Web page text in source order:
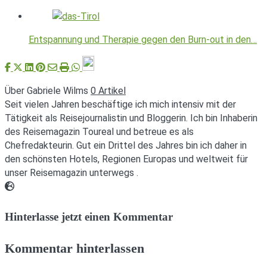
Entspannung und Therapie gegen den Burn-out in den…
Über Gabriele Wilms 0 Artikel
Seit vielen Jahren beschäftige ich mich intensiv mit der
Tätigkeit als Reisejournalistin und Bloggerin. Ich bin Inhaberin
des Reisemagazin Toureal und betreue es als
Chefredakteurin. Gut ein Drittel des Jahres bin ich daher in
den schönsten Hotels, Regionen Europas und weltweit für
unser Reisemagazin unterwegs .
Webseite
Hinterlasse jetzt einen Kommentar
Kommentar hinterlassen